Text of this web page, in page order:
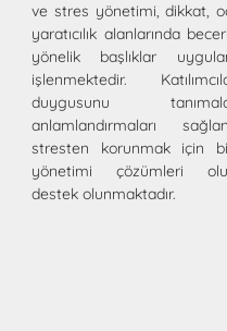
ve stres yönetimi, dikkat,
yaratıcılık alanlarında
yönelik başlıklar
işlenmektedir.
duygusunu
anlamlandırmaları
stresten korunmak için
yönetimi çözümleri
destek olunmaktadır.